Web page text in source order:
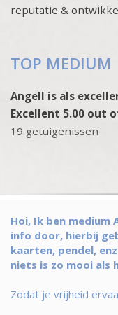
reputatie &
TOP MEDIUM
Angell is als
Excellent 5.00 out
19 getuigenissen
Hoi, Ik ben medium
info door, hierbij
kaarten, pendel,
niets is zo mooi als
Zodat je vrijheid